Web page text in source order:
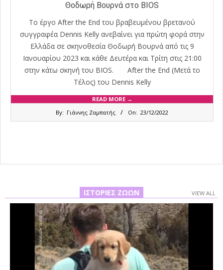
Θοδωρή Βουρνά στο BIOS
Το έργο After the End του βραβευμένου βρετανού
συγγραφέα Dennis Kelly ανεβαίνει για πρώτη φορά στην
Ελλάδα σε σκηνοθεσία Θοδωρή Βουρνά από τις 9
Ιανουαρίου 2023 και κάθε Δευτέρα και Τρίτη στις 21:00
στην κάτω σκηνή του BIOS. After the End (Μετά το
Τέλος) του Dennis Kelly
READ MORE →
By: Γιάννης Ζαμπατής On: 23/12/2022
ΙΣΤΟΡΊΕΣ ΖΏΩΝ VIEW ALL